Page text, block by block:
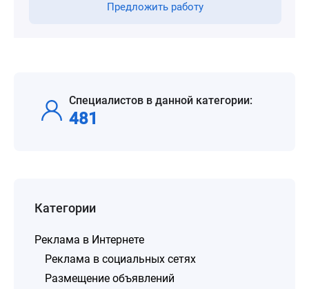
Предложить работу
Специалистов в данной категории:
481
Категории
Реклама в Интернете
Реклама в социальных сетях
Размещение объявлений